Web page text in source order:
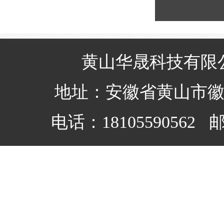
黄山华晟科技有
地址：安徽省黄山市
电话：18105590562